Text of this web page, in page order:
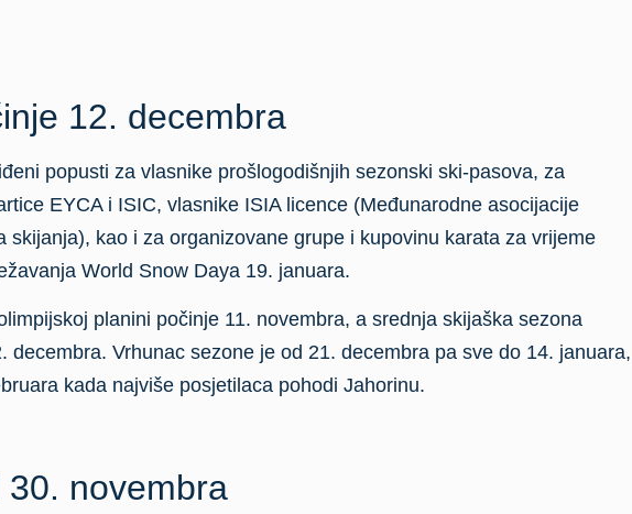
novembra
snijega i skijanja, najatraktivniji sadržaj na ovoj planini svakako je
od najdužih u Evropi, sa 70 sanki koje se s vrha planine spuštaju 2,5 km,
u tubingu. Na Jahorini grade i gondolu dužu od 1.000 metara sa
im je i osvjetljenje staza Poljice i Šator, ski vrtića i jezera na vrhu